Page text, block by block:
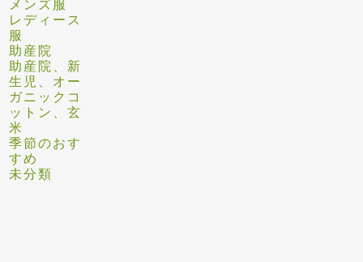
メンズ服
レディース
服
助産院
助産院、新
生児、オー
ガニックコ
ットン、玄
米
季節のおす
すめ
未分類